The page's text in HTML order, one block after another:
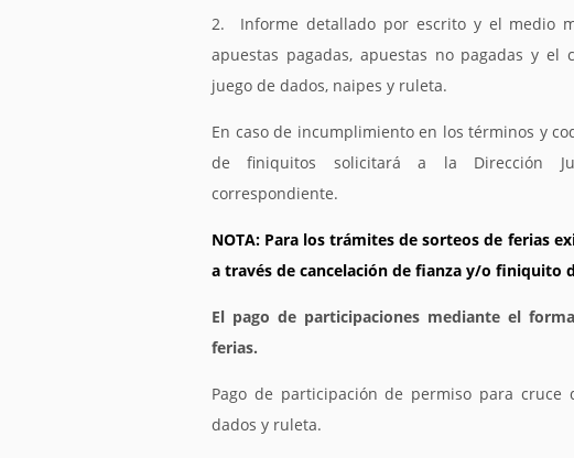
2. Informe detallado por escrito y el medio
apuestas pagadas, apuestas no pagadas y
juego de dados, naipes y ruleta.
En caso de incumplimiento en los términos y
de finiquitos solicitará a la Dirección
correspondiente.
NOTA: Para los trámites de sorteos de ferias
a través de cancelación de fianza y/o finiquito
El pago de participaciones mediante el
ferias.
Pago de participación de permiso para
dados y ruleta.